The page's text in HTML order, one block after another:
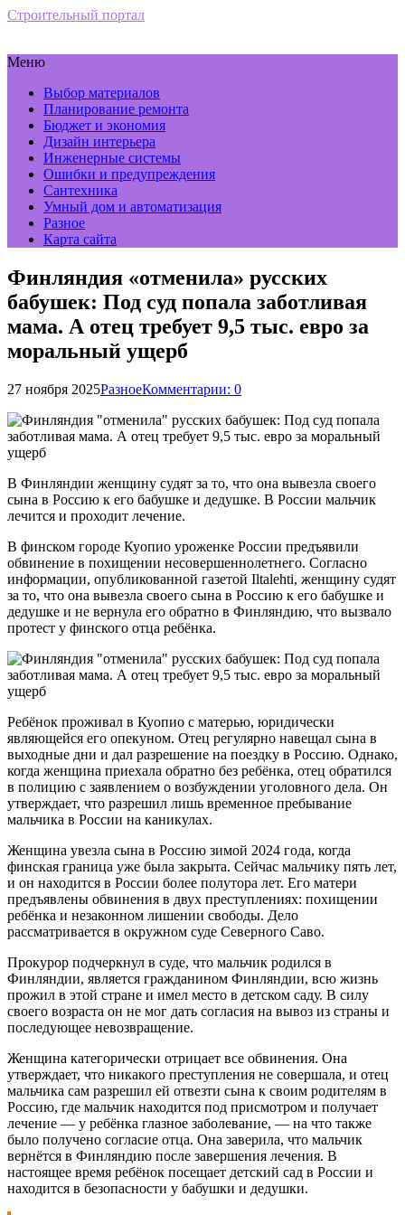
Строительный портал
Меню
Выбор материалов
Планирование ремонта
Бюджет и экономия
Дизайн интерьера
Инженерные системы
Ошибки и предупреждения
Сантехника
Умный дом и автоматизация
Разное
Карта сайта
Финляндия «отменила» русских
бабушек: Под суд попала заботливая
мама. А отец требует 9,5 тыс. евро за
моральный ущерб
27 ноября 2025РазноеКомментарии: 0
В Финляндии женщину судят за то, что она вывезла своего
сына в Россию к его бабушке и дедушке. В России мальчик
лечится и проходит лечение.
В финском городе Куопио уроженке России предъявили
обвинение в похищении несовершеннолетнего. Согласно
информации, опубликованной газетой Iltalehti, женщину судят
за то, что она вывезла своего сына в Россию к его бабушке и
дедушке и не вернула его обратно в Финляндию, что вызвало
протест у финского отца ребёнка.
Ребёнок проживал в Куопио с матерью, юридически
являющейся его опекуном. Отец регулярно навещал сына в
выходные дни и дал разрешение на поездку в Россию. Однако,
когда женщина приехала обратно без ребёнка, отец обратился
в полицию с заявлением о возбуждении уголовного дела. Он
утверждает, что разрешил лишь временное пребывание
мальчика в России на каникулах.
Женщина увезла сына в Россию зимой 2024 года, когда
финская граница уже была закрыта. Сейчас мальчику пять лет,
и он находится в России более полутора лет. Его матери
предъявлены обвинения в двух преступлениях: похищении
ребёнка и незаконном лишении свободы. Дело
рассматривается в окружном суде Северного Саво.
Прокурор подчеркнул в суде, что мальчик родился в
Финляндии, является гражданином Финляндии, всю жизнь
прожил в этой стране и имел место в детском саду. В силу
своего возраста он не мог дать согласия на вывоз из страны и
последующее невозвращение.
Женщина категорически отрицает все обвинения. Она
утверждает, что никакого преступления не совершала, и отец
мальчика сам разрешил ей отвезти сына к своим родителям в
Россию, где мальчик находится под присмотром и получает
лечение — у ребёнка глазное заболевание, — на что также
было получено согласие отца. Она заверила, что мальчик
вернётся в Финляндию после завершения лечения. В
настоящее время ребёнок посещает детский сад в России и
находится в безопасности у бабушки и дедушки.